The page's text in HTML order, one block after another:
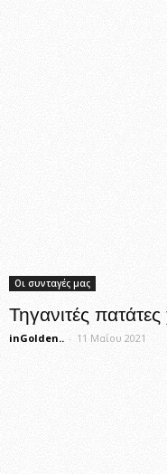
Οι συνταγές μας
Τηγανιτές
inGolden.. - 11 Μαΐου 2021